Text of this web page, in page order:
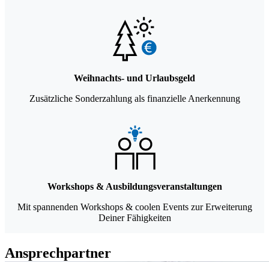
Weihnachts- und Urlaubsgeld
Zusätzliche Sonderzahlung als finanzielle Anerkennung
Workshops & Ausbildungsveranstaltungen
Mit spannenden Workshops & coolen Events zur Erweiterung
Deiner Fähigkeiten
Ansprechpartner